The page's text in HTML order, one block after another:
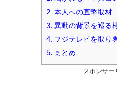
2. 本人への直撃取材
3. 異動の背景を巡る
4. フジテレビを取り
5. まとめ
スポンサー